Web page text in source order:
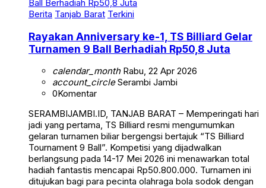
Berita Tanjab Barat Terkini
Turnamen 9 Ball Berhadiah Rp50,8 Juta
account_circleSerambi Jambi
0Komentar
jadi yang pertama, TS Billiard resmi mengumumkan
gelaran turnamen biliar bergengsi bertajuk “TS Billiard
Tournament 9 Ball”. Kompetisi yang dijadwalkan
berlangsung pada 14-17 Mei 2026 ini menawarkan total
hadiah fantastis mencapai Rp50.800.000. Turnamen ini
ditujukan bagi para pecinta olahraga bola sodok dengan
kategori Handicap (HC) 3, 4B, 4N, dan […]